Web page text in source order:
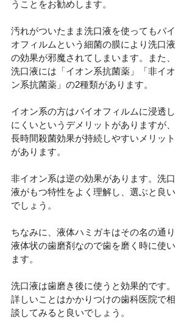
うことをお勧めします。
汚れがついたまま洗口液を使ってもバイ
オフィルムという細菌の膜により洗口液
の効果が邪魔されてしまいます。また、
洗口液には「イオン系抗菌薬」「非イオ
ン系抗菌薬」の2種類があります。
イオン系の方はバイオフィルムに浸透し
にくいというデメリットがありますが、
長時間殺菌効果が持続しやすいメリット
があります。
非イオン系は逆の効果があります。洗口
液がもつ特性をよく理解し、選ぶと良い
でしょう。
ちなみに、液体ハミガキはその名の通り
液体状の歯磨剤なので歯を磨く時に使い
ます。
洗口液は歯磨き後に使うと効果的です。
詳しいことはかかりつけの歯科医院で相
談してみると良いでしょう。